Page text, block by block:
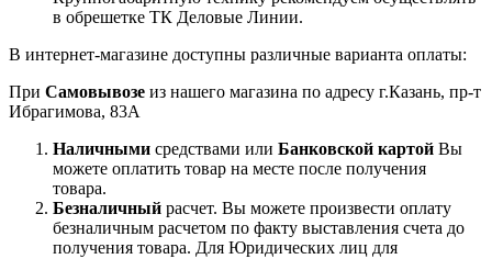
в обрешетке ТК Деловые Линии.
В интернет-магазине доступны различные варианта оплаты:
При Самовывозе из нашего магазина по адресу г.Казань, пр-т
Ибрагимова, 83А
Наличными средствами или Банковской картой Вы
можете оплатить товар на месте после получения
товара.
Безналичный расчет. Вы можете произвести оплату
безналичным расчетом по факту выставления счета до
получения товара. Для Юридических лиц для